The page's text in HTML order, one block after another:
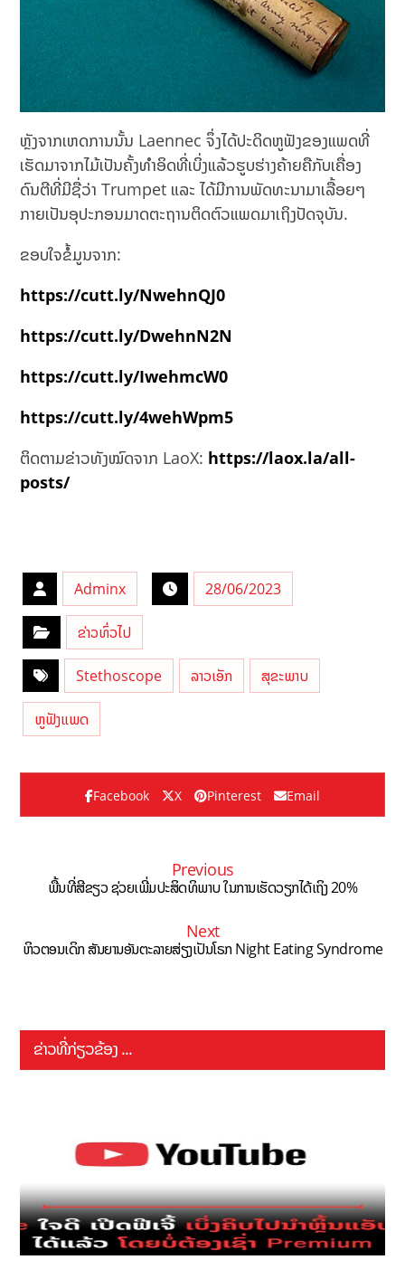
ຫຼັງຈາກເຫດການນັ້ນ Laennec ຈຶ່ງໄດ້ປະດິດຫູຟັງຂອງແພດທີ່
ເຮັດມາຈາກໄມ້ເປັນຄັ້ງທຳອິດທີ່ເບິ່ງແລ້ວຮູບຮ່າງຄ້າຍຄືກັບເຄື່ອງ
ດົນຕີທີ່ມີຊື່ວ່າ Trumpet ແລະ ໄດ້ມີການພັດທະນາມາເລື້ອຍໆ
ກາຍເປັນອຸປະກອນມາດຕະຖານຕິດຕົວແພດມາເຖິງປັດຈຸບັນ.
ຂອບໃຈຂໍ້ມູນຈາກ:
https://cutt.ly/NwehnQJ0
https://cutt.ly/DwehnN2N
https://cutt.ly/IwehmcW0
https://cutt.ly/4wehWpm5
ຕິດຕາມຂ່າວທັງໝົດຈາກ LaoX: https://laox.la/all-
posts/
Adminx 28/06/2023
ຂ່າວທົ່ວໄປ
Stethoscope ລາວເອັກ ສຸຂະພາບ
ຫູຟັງແພດ
Facebook X Pinterest Email
Previous
ພື້ນທີ່ສີຂຽວ ຊ່ວຍເພີ່ມປະສິດທິພາບ ໃນການເຮັດວຽກໄດ້ເຖິງ 20%
Next
ຫິວຕອນເດິກ ສັນຍານອັນຕະລາຍສ່ຽງເປັນໂຣກ Night Eating Syndrome
ຂ່າວທີ່ກ່ຽວຂ້ອງ ...